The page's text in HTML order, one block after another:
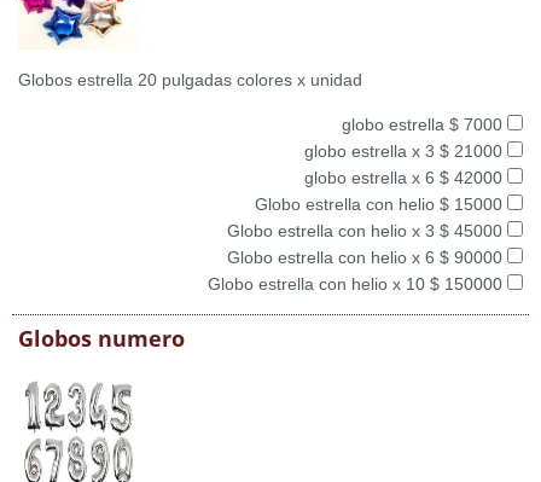
Globos estrella 20 pulgadas colores x unidad
globo estrella $ 7000
globo estrella x 3 $ 21000
globo estrella x 6 $ 42000
Globo estrella con helio $ 15000
Globo estrella con helio x 3 $ 45000
Globo estrella con helio x 6 $ 90000
Globo estrella con helio x 10 $ 150000
Globos numero